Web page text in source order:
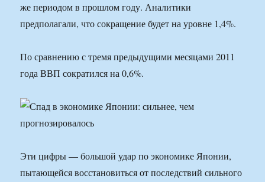
же периодом в прошлом году. Аналитики
предполагали, что сокращение будет на уровне 1,4%.
По сравнению с тремя предыдущими месяцами 2011
года ВВП сократился на 0,6%.
Эти цифры — большой удар по экономике Японии,
пытающейся восстановиться от последствий сильного